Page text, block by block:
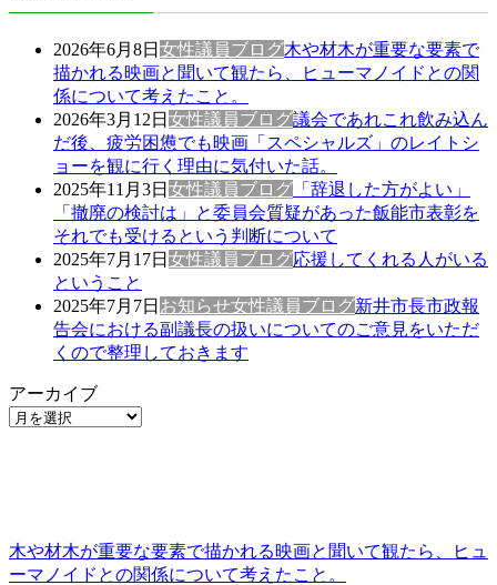
2026年6月8日 女性議員ブログ木や材木が重要な要素で
描かれる映画と聞いて観たら、ヒューマノイドとの関
係について考えたこと。
2026年3月12日 女性議員ブログ議会であれこれ飲み込ん
だ後、疲労困憊でも映画「スペシャルズ」のレイトシ
ョーを観に行く理由に気付いた話。
2025年11月3日 女性議員ブログ 「辞退した方がよい」
「撤廃の検討は」と委員会質疑があった飯能市表彰を
それでも受けるという判断について
2025年7月17日 女性議員ブログ応援してくれる人がいる
ということ
2025年7月7日 お知らせ女性議員ブログ新井市長市政報
告会における副議長の扱いについてのご意見をいただ
くので整理しておきます
アーカイブ
木や材木が重要な要素で描かれる映画と聞いて観たら、ヒュ
ーマノイドとの関係について考えたこと。